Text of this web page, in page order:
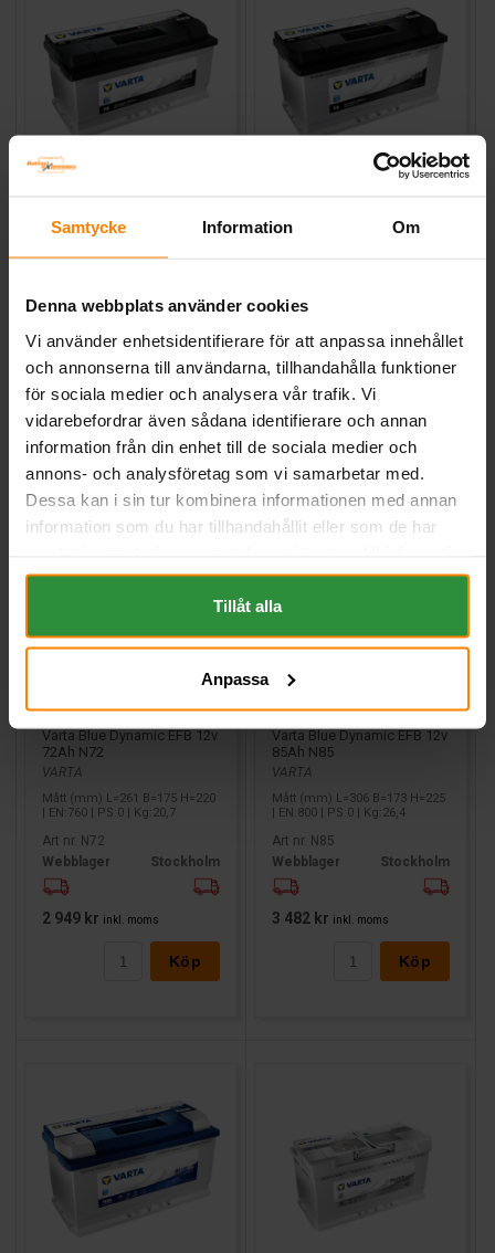
Samtycke Information Om
Denna webbplats använder cookies
Vi använder enhetsidentifierare för att anpassa innehållet
och annonserna till användarna, tillhandahålla funktioner
för sociala medier och analysera vår trafik. Vi
vidarebefordrar även sådana identifierare och annan
information från din enhet till de sociala medier och
annons- och analysföretag som vi samarbetar med.
Dessa kan i sin tur kombinera informationen med annan
information som du har tillhandahållit eller som de har
om "Cookies" och ditt val finner du på vår Cookie sida
längst ner i "footern" på sidan.
Tillåt alla
Anpassa
VARTA
Webblager
Stockholm
2 539 krinkl. moms
VARTA
Webblager
2 539 krinkl. moms
Varta Blue Dynamic EFB 12v
72Ah N72
VARTA
Mått (mm) L=261 B=175 H=220
| EN:760 | PS:0 | Kg:20,7
Art nr. N72
Webblager
Stockholm
2 949 kr inkl. moms
Köp
Varta Blue Dynamic EFB 12v
85Ah N85
VARTA
Mått (mm) L=306 B=173 H=225
| EN:800 | PS:0 | Kg:26,4
Art nr. N85
Webblager
Stockholm
3 482 kr inkl. moms
Köp